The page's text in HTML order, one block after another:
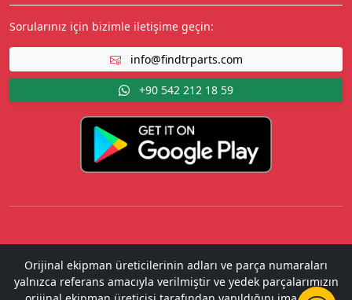
Sorularınız için bizimle iletişime geçin:
info@findtrparts.com
+90 542 212 18 59
Orijinal ekipman üreticilerinin adları ve parça numaraları
yalnızca referans amacıyla verilmiştir ve yedek parçalarımızın